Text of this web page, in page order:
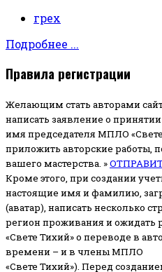
грех
Подробнее ...
Правила регистрации
Желающим стать авторами
написать заявление о
имя председателя МПЛО
приложить авторские работы,
вашего мастерства. »
Кроме этого, при создании
настоящие имя и фамилию,
(аватар), написать несколько
регион проживания и
«Свете Тихий» о переводе в
времени – и в члены МПЛО
«Свете Тихий»). Перед